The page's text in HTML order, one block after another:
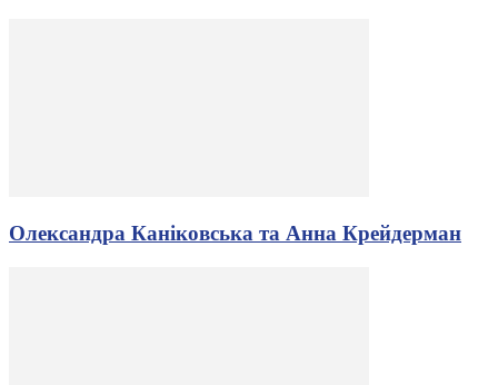
Олександра Каніковська та Анна Крейдерман